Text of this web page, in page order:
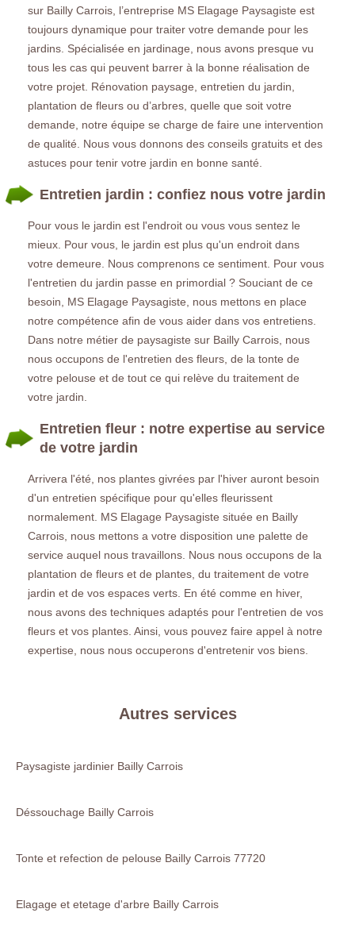
sur Bailly Carrois, l’entreprise MS Elagage Paysagiste est
toujours dynamique pour traiter votre demande pour les
jardins. Spécialisée en jardinage, nous avons presque vu
tous les cas qui peuvent barrer à la bonne réalisation de
votre projet. Rénovation paysage, entretien du jardin,
plantation de fleurs ou d’arbres, quelle que soit votre
demande, notre équipe se charge de faire une intervention
de qualité. Nous vous donnons des conseils gratuits et des
astuces pour tenir votre jardin en bonne santé.
Entretien jardin : confiez nous votre jardin
Pour vous le jardin est l'endroit ou vous vous sentez le
mieux. Pour vous, le jardin est plus qu'un endroit dans
votre demeure. Nous comprenons ce sentiment. Pour vous
l'entretien du jardin passe en primordial ? Souciant de ce
besoin, MS Elagage Paysagiste, nous mettons en place
notre compétence afin de vous aider dans vos entretiens.
Dans notre métier de paysagiste sur Bailly Carrois, nous
nous occupons de l'entretien des fleurs, de la tonte de
votre pelouse et de tout ce qui relève du traitement de
votre jardin.
Entretien fleur : notre expertise au service
de votre jardin
Arrivera l'été, nos plantes givrées par l'hiver auront besoin
d'un entretien spécifique pour qu'elles fleurissent
normalement. MS Elagage Paysagiste située en Bailly
Carrois, nous mettons a votre disposition une palette de
service auquel nous travaillons. Nous nous occupons de la
plantation de fleurs et de plantes, du traitement de votre
jardin et de vos espaces verts. En été comme en hiver,
nous avons des techniques adaptés pour l'entretien de vos
fleurs et vos plantes. Ainsi, vous pouvez faire appel à notre
expertise, nous nous occuperons d'entretenir vos biens.
Autres services
Paysagiste jardinier Bailly Carrois
Déssouchage Bailly Carrois
Tonte et refection de pelouse Bailly Carrois 77720
Elagage et etetage d'arbre Bailly Carrois